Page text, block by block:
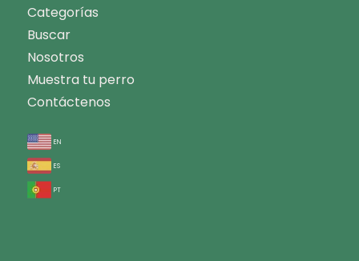
Categorías
Buscar
Nosotros
Muestra tu perro
Contáctenos
en
es
pt